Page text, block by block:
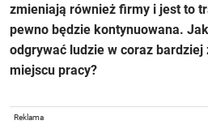
zmieniają również firmy i jest to
pewno będzie kontynuowana.
odgrywać ludzie w coraz
miejscu pracy?
Reklama